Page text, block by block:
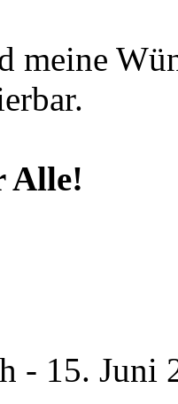
meine
Alle!
- 15. Juni